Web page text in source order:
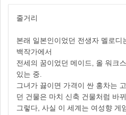
줄거리
본래 일본인이었던 전생자 멜로디
백작가에서
전세의 꿈이었던 메이드, 올 워크
있는 중.
그녀가 끓이면 가격이 싼 홍차는
던 건물은 마치 신축 건물처럼 바
그렇다, 사실 이 세계는 여성향 게